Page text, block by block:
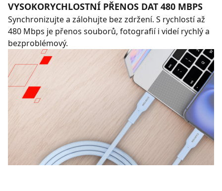
VYSOKORYCHLOSTNÍ PŘENOS DAT 480 MBPS
Synchronizujte a zálohujte bez zdržení. S rychlostí až
480 Mbps je přenos souborů, fotografií i videí rychlý a
bezproblémový.